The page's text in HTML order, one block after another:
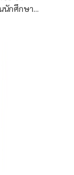
นักศึกษา...